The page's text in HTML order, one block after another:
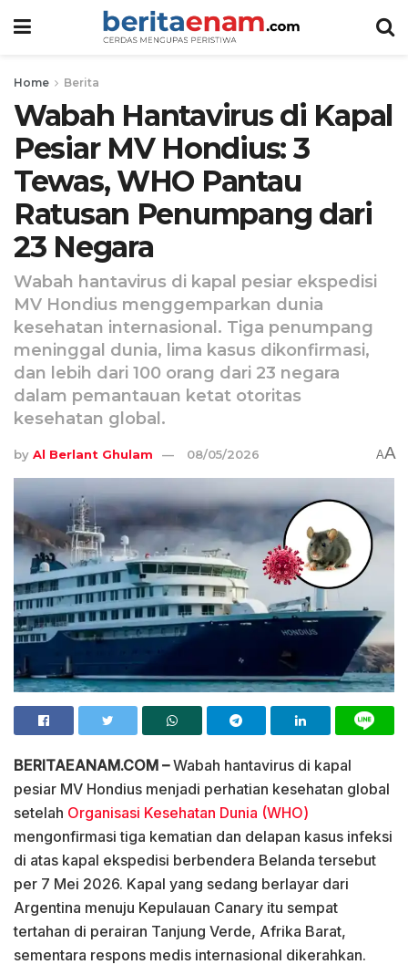
Home Berita
Wabah Hantavirus di Kapal
Pesiar MV Hondius: 3
Tewas, WHO Pantau
Ratusan Penumpang dari
23 Negara
Wabah hantavirus di kapal pesiar ekspedisi
MV Hondius menggemparkan dunia
kesehatan internasional. Tiga penumpang
meninggal dunia, lima kasus dikonfirmasi,
dan lebih dari 100 orang dari 23 negara
dalam pemantauan ketat otoritas
kesehatan global.
by Al Berlant Ghulam 08/05/2026 AA
BERITAEANAM.COM –Wabah hantavirus di kapal
pesiar MV Hondius menjadi perhatian kesehatan global
setelah Organisasi Kesehatan Dunia (WHO)
mengonfirmasi tiga kematian dan delapan kasus infeksi
di atas kapal ekspedisi berbendera Belanda tersebut
per 7 Mei 2026. Kapal yang sedang berlayar dari
Argentina menuju Kepulauan Canary itu sempat
tertahan di perairan Tanjung Verde, Afrika Barat,
sementara respons medis internasional dikerahkan.